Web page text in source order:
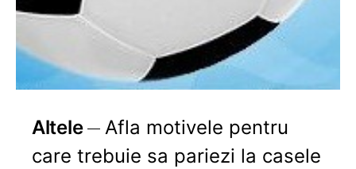
Altele
Afla motivele pentru
care trebuie sa pariezi la casele